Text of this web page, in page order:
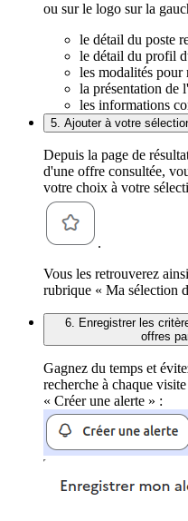
ou sur le logo sur la
le détail du poste
le détail du profil
les modalités pour
la présentation de
les informations
5. Ajouter à votre
Depuis la page de
d'une offre consultée,
votre choix à votre
.
Vous les retrouverez
rubrique « Ma sélection
6. Enregistrer les
offres
Gagnez du temps et
recherche à chaque
« Créer une alerte » :